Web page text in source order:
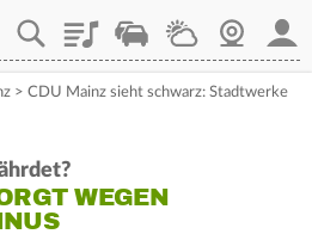
PlaylistStaupilotWetterWebcam
> CDU Mainz sieht schwarz: Stadtwerke
WEGEN